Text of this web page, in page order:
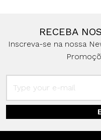
RECEBA
Inscreva-se na nossa